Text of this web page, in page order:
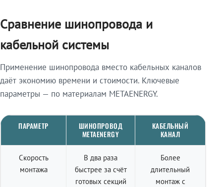
Сравнение шинопровода и
кабельной системы
Применение шинопровода вместо кабельных каналов
даёт экономию времени и стоимости. Ключевые
параметры — по материалам METAENERGY.
ПАРАМЕТР
ШИНОПРОВОД
METAENERGY
КАБЕЛЬНЫЙ
КАНАЛ
Скорость
монтажа
В два раза
быстрее за счёт
готовых секций
Более
длительный
монтаж с